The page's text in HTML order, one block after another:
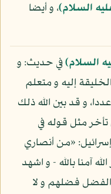
السلام)، و أيضا
السلام)في حديث: و
إليه و متعلم
و قد بين الله ذلك
مثل قوله في
«من أنصاري
آمنا بالله - و اشهد
فضلهم و لا